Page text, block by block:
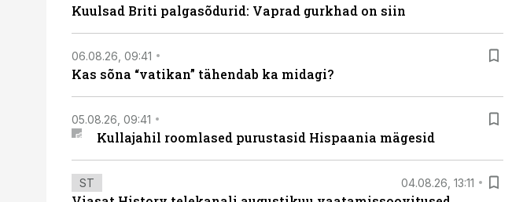
Kuulsad Briti palgasõdurid: Vaprad gurkhad on siin
06.08.26, 09:41
Kas sõna “vatikan” tähendab ka midagi?
05.08.26, 09:41
Kullajahil roomlased purustasid Hispaania mägesid
ST 04.08.26, 13:11